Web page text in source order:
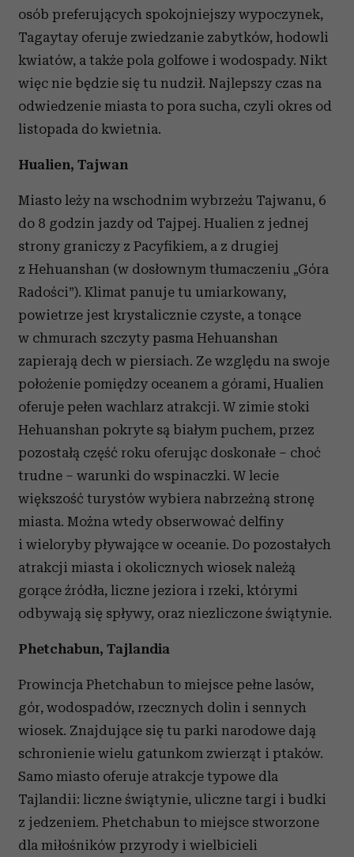
osób preferujących spokojniejszy wypoczynek,
Tagaytay oferuje zwiedzanie zabytków, hodowli
kwiatów, a także pola golfowe i wodospady. Nikt
więc nie będzie się tu nudził. Najlepszy czas na
odwiedzenie miasta to pora sucha, czyli okres od
listopada do kwietnia.
Hualien, Tajwan
Miasto leży na wschodnim wybrzeżu Tajwanu, 6
do 8 godzin jazdy od Tajpej. Hualien z jednej
strony graniczy z Pacyfikiem, a z drugiej
z Hehuanshan (w dosłownym tłumaczeniu „Góra
Radości”). Klimat panuje tu umiarkowany,
powietrze jest krystalicznie czyste, a tonące
w chmurach szczyty pasma Hehuanshan
zapierają dech w piersiach. Ze względu na swoje
położenie pomiędzy oceanem a górami, Hualien
oferuje pełen wachlarz atrakcji. W zimie stoki
Hehuanshan pokryte są białym puchem, przez
pozostałą część roku oferując doskonałe – choć
trudne – warunki do wspinaczki. W lecie
większość turystów wybiera nabrzeżną stronę
miasta. Można wtedy obserwować delfiny
i wieloryby pływające w oceanie. Do pozostałych
atrakcji miasta i okolicznych wiosek należą
gorące źródła, liczne jeziora i rzeki, którymi
odbywają się spływy, oraz niezliczone świątynie.
Phetchabun, Tajlandia
Prowincja Phetchabun to miejsce pełne lasów,
gór, wodospadów, rzecznych dolin i sennych
wiosek. Znajdujące się tu parki narodowe dają
schronienie wielu gatunkom zwierząt i ptaków.
Samo miasto oferuje atrakcje typowe dla
Tajlandii: liczne świątynie, uliczne targi i budki
z jedzeniem. Phetchabun to miejsce stworzone
dla miłośników przyrody i wielbicieli